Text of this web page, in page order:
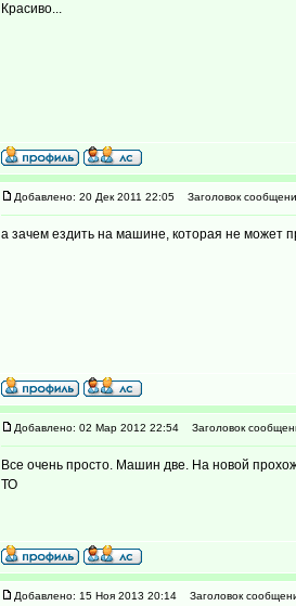
Красиво...
Добавлено: 20 Дек 2011 22:05 Заголовок
а зачем ездить на машине, которая не может
Добавлено: 02 Мар 2012 22:54 Заголовок
Все очень просто. Машин две. На новой
ТО
Добавлено: 15 Ноя 2013 20:14 Заголовок